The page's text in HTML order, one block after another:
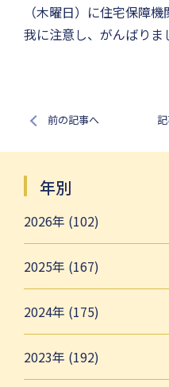
（木曜日）に住宅保障
我に注意し、がんばりま
前の記事へ
年別
2026年 (102)
2025年 (167)
2024年 (175)
2023年 (192)